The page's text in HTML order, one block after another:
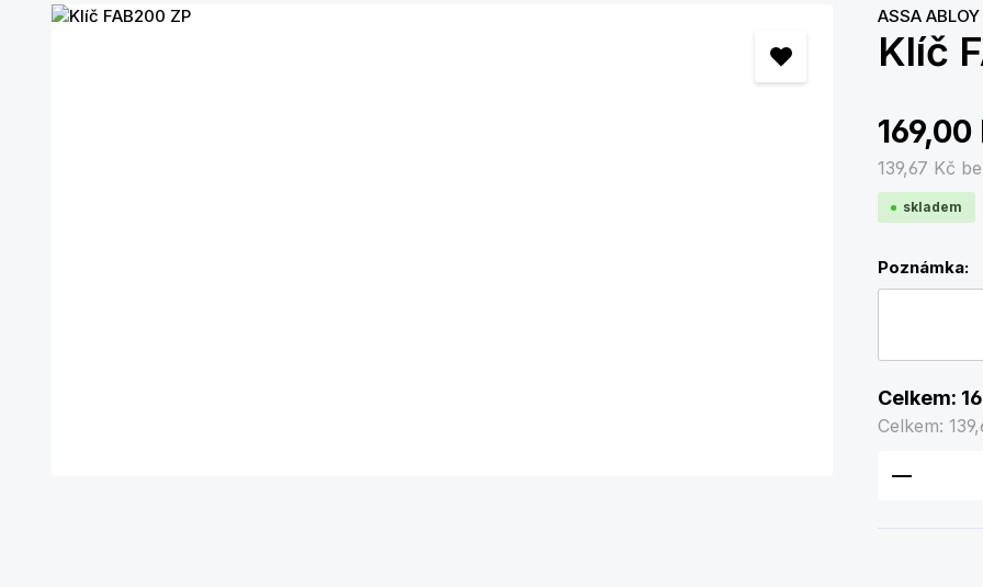
Přeskočit galerii obrázků ASSA ABLOY
Klíč
169,00
139,67 Kč
skladem
Poznámka:
Celkem:
Celkem: